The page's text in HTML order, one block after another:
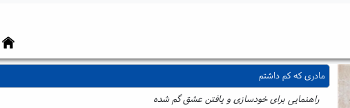
مادری که کم داشتم
راهنمایی برای خودسازی و یافتن عشق گم شده